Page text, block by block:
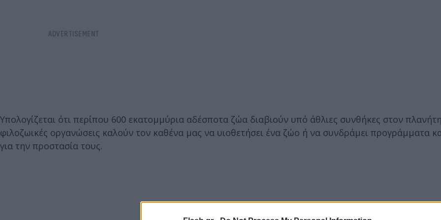
Υπολογίζεται ότι περίπου 600 εκατομμύρια αδέσποτα ζώα διαβιούν υπό άθλιες συνθήκες στον
φιλοζωικές οργανώσεις καλούν τον καθένα μας να υιοθετήσει ένα ζώο ή να συνδράμει προγράμματα
για την προστασία τους.